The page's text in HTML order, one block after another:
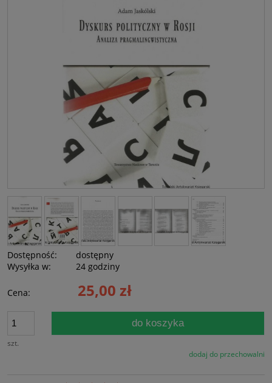
Dostępność:
dostępny
Wysyłka w:
24 godziny
Cena: 25,00 zł
szt.
do koszyka
dodaj do przechowalni